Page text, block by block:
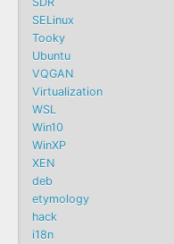
SELinux
Tooky
Ubuntu
VQGAN
Virtualization
WSL
Win10
WinXP
XEN
deb
etymology
hack
i18n